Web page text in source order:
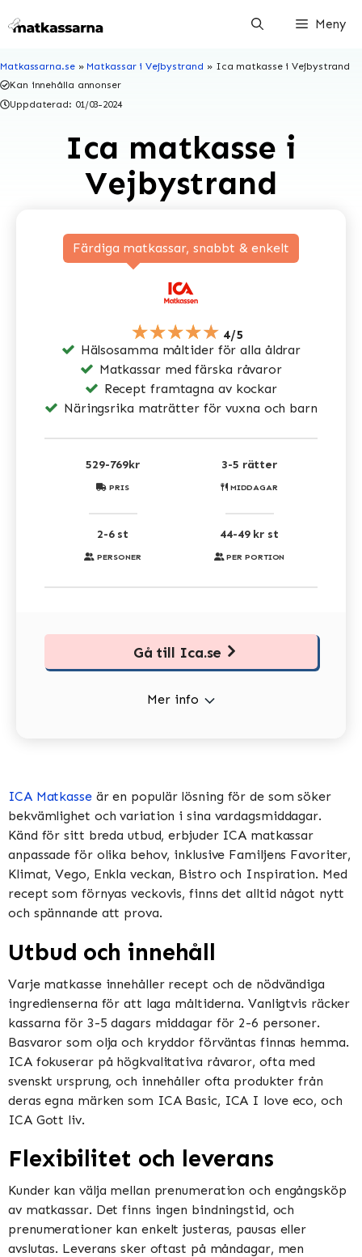
till
Meny
Matkassarna.se» Matkassar i Vejbystrand » Ica matkasse i Vejbystrand
Kan innehålla annonser
Uppdaterad: 01/03-2024
Ica matkasse i
Vejbystrand
Färdiga matkassar, snabbt & enkelt
★★★★★ 4/5
Hälsosamma måltider för alla åldrar
Matkassar med färska råvaror
Recept framtagna av kockar
Näringsrika maträtter för vuxna och barn
PRIS
529-769kr
MIDDAGAR
3-5 rätter
PERSONER
2-6 st
PER PORTION
44-49 kr st
Mer info
Gå till Ica.se
ICA Matkasseär en populär lösning för de som söker
bekvämlighet och variation i sina vardagsmiddagar.
Känd för sitt breda utbud, erbjuder ICA matkassar
anpassade för olika behov, inklusive Familjens Favoriter,
Klimat, Vego, Enkla veckan, Bistro och Inspiration​​​​. Med
recept som förnyas veckovis, finns det alltid något nytt
och spännande att prova​​.
Utbud och innehåll
Varje matkasse innehåller recept och de nödvändiga
ingredienserna för att laga måltiderna. Vanligtvis räcker
kassarna för 3-5 dagars middagar för 2-6 personer.
Basvaror som olja och kryddor förväntas finnas hemma​​.
ICA fokuserar på högkvalitativa råvaror, ofta med
svenskt ursprung, och innehåller ofta produkter från
deras egna märken som ICA Basic, ICA I love eco, och
ICA Gott liv​​.
Flexibilitet och leverans
Kunder kan välja mellan prenumeration och engångsköp
av matkassar. Det finns ingen bindningstid, och
prenumerationer kan enkelt justeras, pausas eller
avslutas. Leverans sker oftast på måndagar, men